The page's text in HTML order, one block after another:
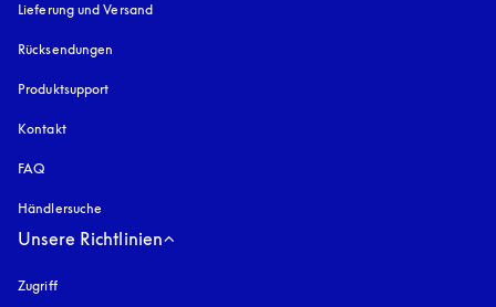
Lieferung und Versand
Rücksendungen
Produktsupport
Kontakt
FAQ
Händlersuche
Unsere Richtlinien
Zugrifföffnet sich in einem neuen Tab